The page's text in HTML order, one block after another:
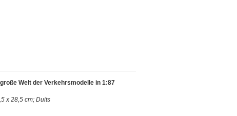
Welt der Verkehrsmodelle in 1:87
x 28,5 cm; Duits